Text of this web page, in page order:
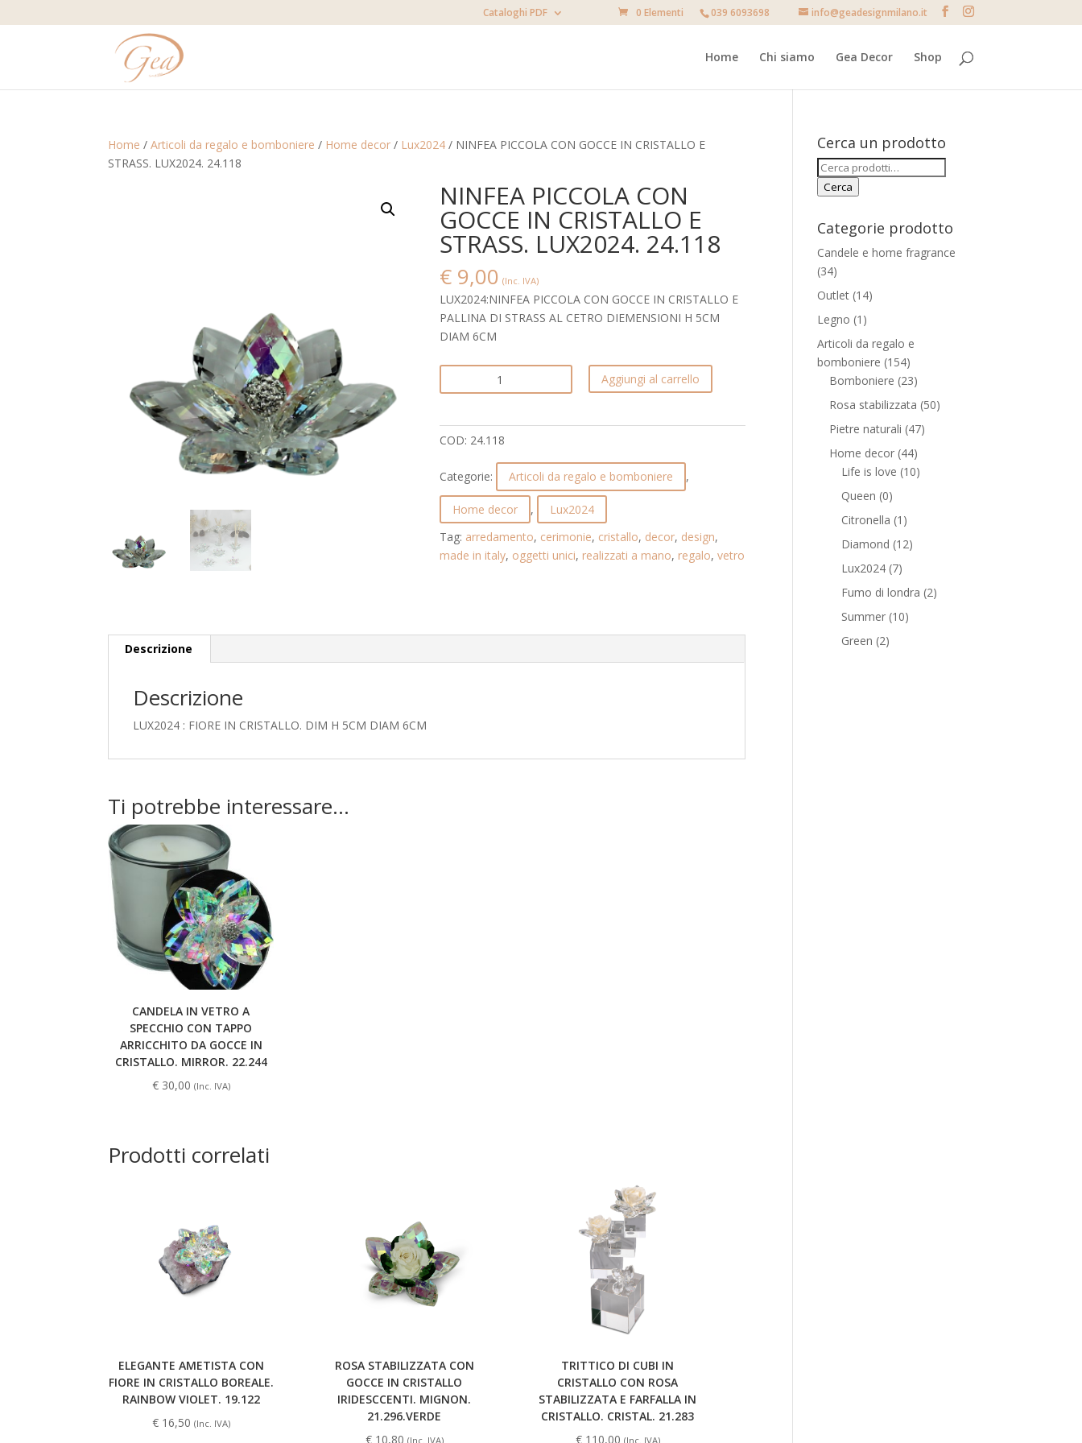
039 6093698 info@geadesignmilano.it
Cataloghi PDF 0 Elementi
Home Chi siamo Gea Decor Shop
Home /Articoli da regalo e bomboniere / Home decor / Lux2024 / NINFEA PICCOLA CON GOCCE IN CRISTALLO E
STRASS. LUX2024. 24.118
NINFEA PICCOLA CON
GOCCE IN CRISTALLO E
STRASS. LUX2024. 24.118
€ 9,00 (Inc. IVA)
LUX2024:NINFEA PICCOLA CON GOCCE IN CRISTALLO E
PALLINA DI STRASS AL CETRO DIEMENSIONI H 5CM
DIAM 6CM
PICCOLA
GOCCE
IN
CRISTALLO
E
STRASS.
LUX2024.
24.118
quantità
Aggiungi al carrello
COD: 24.118
Categorie: Articoli da regalo e bomboniere ,
Home decor ,
Lux2024
Tag: arredamento, cerimonie, cristallo, decor, design,
made in italy, oggetti unici, realizzati a mano, regalo,vetro
Descrizione
Descrizione
LUX2024 : FIORE IN CRISTALLO. DIM H 5CM DIAM 6CM
Ti potrebbe interessare…
CANDELA IN VETRO A
SPECCHIO CON TAPPO
ARRICCHITO DA GOCCE IN
CRISTALLO. MIRROR. 22.244
€30,00 (Inc. IVA)
Prodotti correlati
ELEGANTE AMETISTA CON
FIORE IN CRISTALLO BOREALE.
RAINBOW VIOLET. 19.122
€16,50 (Inc. IVA)
ROSA STABILIZZATA CON
GOCCE IN CRISTALLO
IRIDESCCENTI. MIGNON.
21.296.VERDE
€10,80 (Inc. IVA)
TRITTICO DI CUBI IN
CRISTALLO CON ROSA
STABILIZZATA E FARFALLA IN
CRISTALLO. CRISTAL. 21.283
€110,00 (Inc. IVA)
Cerca un prodotto
Cerca:
Cerca
Categorie prodotto
Candele e home fragrance
(34)
Outlet (14)
Legno (1)
Articoli da regalo e
bomboniere (154)
Bomboniere (23)
Rosa stabilizzata (50)
Pietre naturali (47)
Home decor (44)
Life is love (10)
Queen (0)
Citronella (1)
Diamond (12)
Lux2024 (7)
Fumo di londra (2)
Summer (10)
Green (2)